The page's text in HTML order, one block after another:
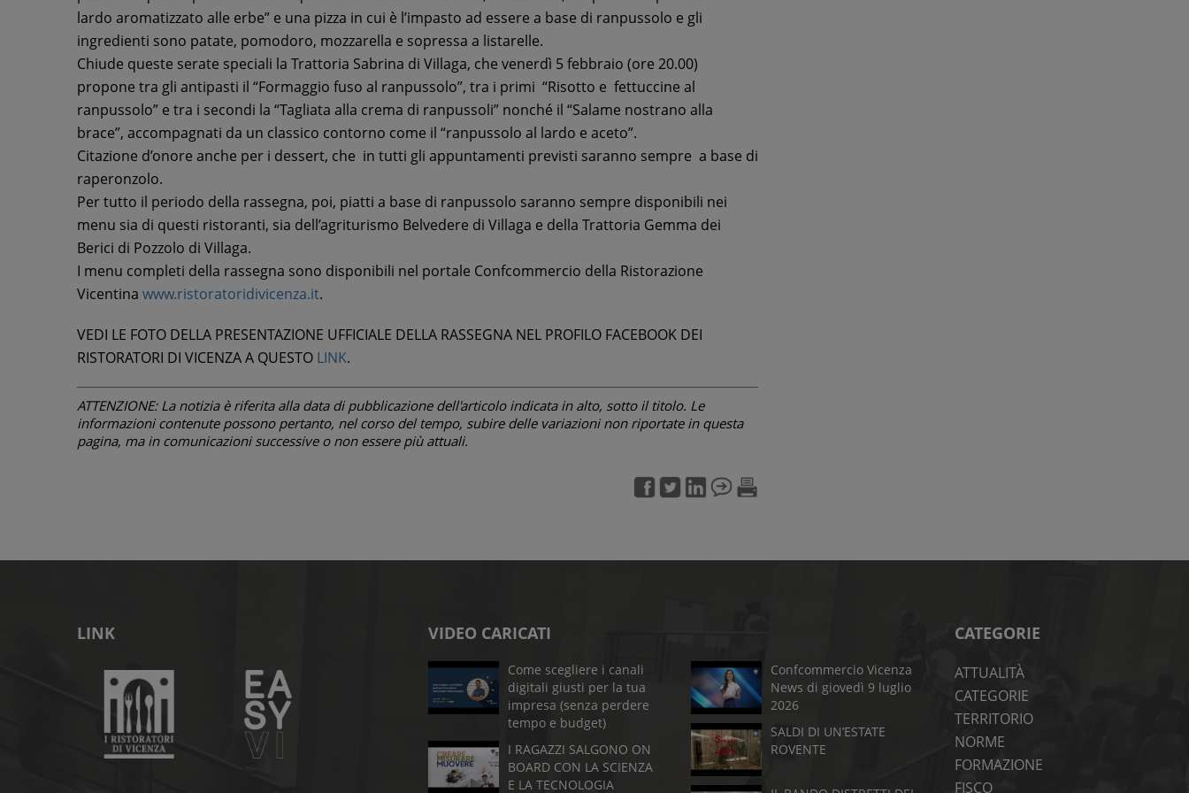
lardo aromatizzato alle erbe” e una pizza in cui è l’impasto ad essere a base di ranpussolo e gli
ingredienti sono patate, pomodoro, mozzarella e sopressa a listarelle.
Chiude queste serate speciali la Trattoria Sabrina di Villaga, che venerdì 5 febbraio (ore 20.00)
propone tra gli antipasti il “Formaggio fuso al ranpussolo”, tra i primi “Risotto e fettuccine al
ranpussolo” e tra i secondi la “Tagliata alla crema di ranpussoli” nonché il “Salame nostrano alla
brace”, accompagnati da un classico contorno come il “ranpussolo al lardo e aceto”.
Citazione d’onore anche per i dessert, che in tutti gli appuntamenti previsti saranno sempre a base di
raperonzolo.
Per tutto il periodo della rassegna, poi, piatti a base di ranpussolo saranno sempre disponibili nei
menu sia di questi ristoranti, sia dell’agriturismo Belvedere di Villaga e della Trattoria Gemma dei
Berici di Pozzolo di Villaga.
I menu completi della rassegna sono disponibili nel portale Confcommercio della Ristorazione
Vicentina www.ristoratoridivicenza.it.
VEDI LE FOTO DELLA PRESENTAZIONE UFFICIALE DELLA RASSEGNA NEL PROFILO FACEBOOK DEI
RISTORATORI DI VICENZA A QUESTO LINK.
ATTENZIONE: La notizia è riferita alla data di pubblicazione dell'articolo indicata in alto, sotto il titolo. Le
informazioni contenute possono pertanto, nel corso del tempo, subire delle variazioni non riportate in questa
pagina, ma in comunicazioni successive o non essere più attuali.
LINK CATEGORIE
ATTUALITÀ
CATEGORIE
TERRITORIO
NORME
FORMAZIONE
FISCO
VIDEO CARICATI
Come scegliere i canali
digitali giusti per la tua
impresa (senza perdere
tempo e budget)
I RAGAZZI SALGONO ON
BOARD CON LA SCIENZA
E LA TECNOLOGIA
Confcommercio Vicenza
News di giovedì 9 luglio
2026
SALDI DI UN’ESTATE
ROVENTE